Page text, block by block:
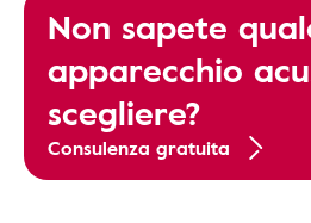
Non sapete
apparecchio
scegliere?
Consulenza gratuita